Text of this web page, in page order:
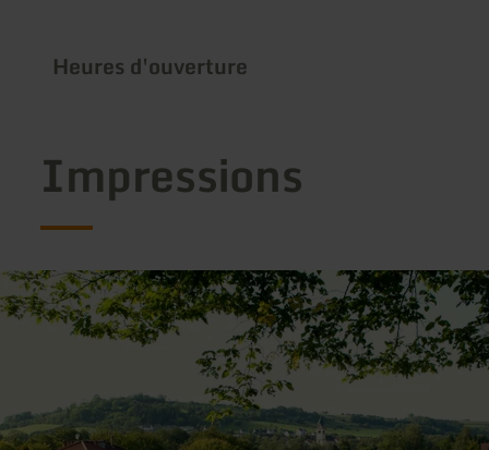
Heures d'ouverture
Impressions